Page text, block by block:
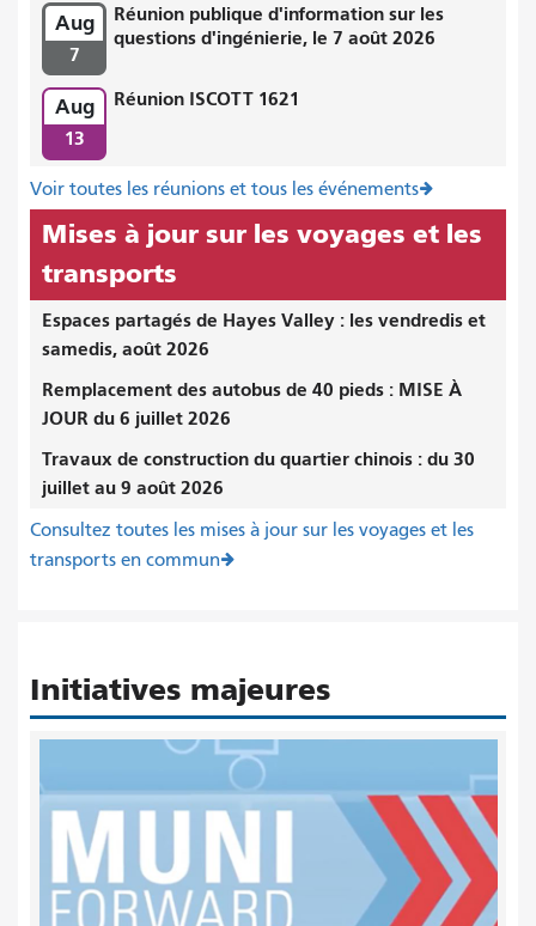
Aug
7
Réunion publique d'information sur les
questions d'ingénierie, le 7 août 2026
Aug
13
Réunion ISCOTT 1621
Voir toutes les réunions et tous les événements
Mises à jour sur les voyages et les
transports
Espaces partagés de Hayes Valley : les vendredis et
samedis, août 2026
Remplacement des autobus de 40 pieds : MISE À
JOUR du 6 juillet 2026
Travaux de construction du quartier chinois : du 30
juillet au 9 août 2026
Consultez toutes les mises à jour sur les voyages et les
transports en commun
Initiatives majeures